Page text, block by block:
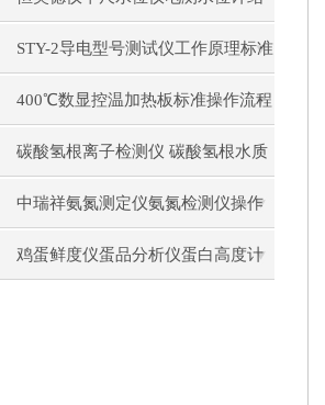
构原理操作使用
STY-2导电型号测试仪工作原理标准
操作流程
400℃数显控温加热板标准操作流程
碳酸氢根离子检测仪 碳酸氢根水质
测定仪操作使用
中瑞祥氨氮测定仪氨氮检测仪操作
前准备使用注意事项
鸡蛋鲜度仪蛋品分析仪蛋白高度计